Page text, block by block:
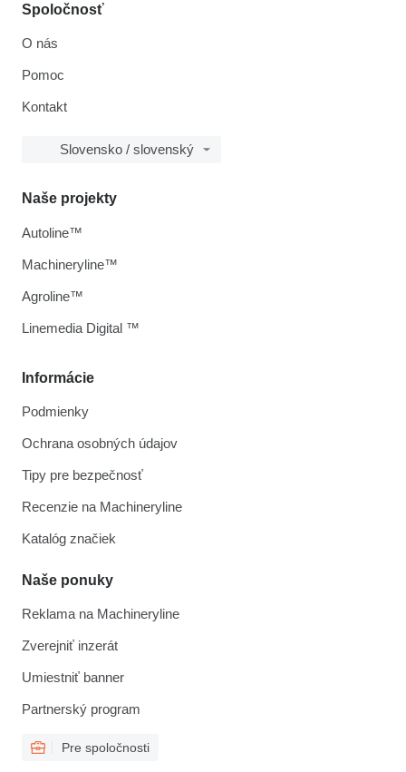
Spoločnosť
O nás
Pomoc
Kontakt
Slovensko / slovenský
Informácie
Podmienky
Ochrana osobných údajov
Tipy pre bezpečnosť
Recenzie na Machineryline
Katalóg značiek
Naše ponuky
Reklama na Machineryline
Zverejniť inzerát
Umiestniť banner
Partnerský program
Pre spoločnosti
Naše projekty
Autoline™
Machineryline™
Agroline™
Linemedia Digital ™